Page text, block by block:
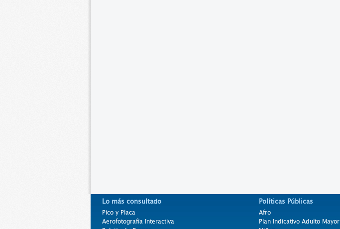
Lo más consultado
Pico y Placa
Aerofotografía Interactiva
Políticas Públicas
Afro
Plan Indicativo Adulto Mayor